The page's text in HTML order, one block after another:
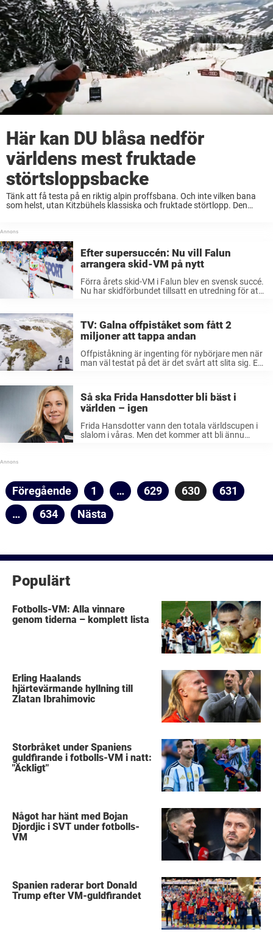
Här kan DU blåsa nedför
världens mest fruktade
störtsloppsbacke
Tänk att få testa på en riktig alpin proffsbana. Och inte vilken bana
som helst, utan Kitzbühels klassiska och fruktade störtlopp. Den
Efter supersuccén: Nu vill Falun
arrangera skid-VM på nytt
Förra årets skid-VM i Falun blev en svensk succé.
Nu har skidförbundet tillsatt en utredning för att
TV: Galna offpiståket som fått 2
miljoner att tappa andan
Offpiståkning är ingenting för nybörjare men när
man väl testat på det är det svårt att slita sig. En
Så ska Frida Hansdotter bli bäst i
världen – igen
Frida Hansdotter vann den totala världscupen i
slalom i våras. Men det kommer att bli ännu
Sidnumrering
Föregående Sida
1 … Sida
629 Sida
630 Sida
631
…
Sida
634 Nästa
Populärt
Fotbolls-VM: Alla vinnare
genom tiderna – komplett lista
Erling Haalands
hjärtevärmande hyllning till
Zlatan Ibrahimovic
Storbråket under Spaniens
guldfirande i fotbolls-VM i natt:
"Äckligt"
Något har hänt med Bojan
Djordjic i SVT under fotbolls-
VM
Spanien raderar bort Donald
Trump efter VM-guldfirandet